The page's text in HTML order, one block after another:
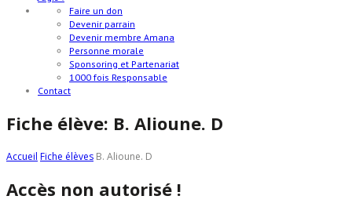
Faire un don
Devenir parrain
Devenir membre Amana
Personne morale
Sponsoring et Partenariat
1000 fois Responsable
Contact
Fiche élève: B. Alioune. D
Accueil Fiche élèves B. Alioune. D
Accès non autorisé !